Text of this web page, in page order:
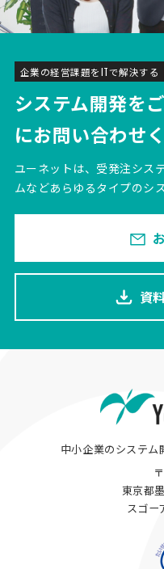
企業の経営課題をITで解決する
システム開発を
にお問い合わせ
ユーネットは、受発注シス
ムなどあらゆるタイプのシ
資
中小企業のシステム
東京都
スゴー